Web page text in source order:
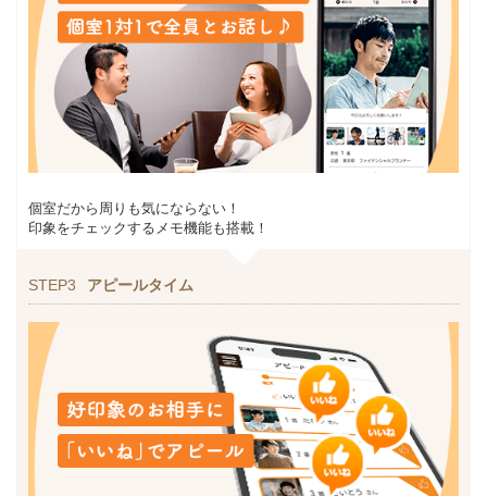
個室だから周りも気にならない！
印象をチェックするメモ機能も搭載！
STEP3 アピールタイム